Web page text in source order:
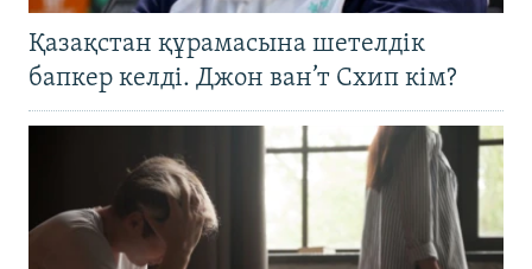
Қазақстан құрамасына шетелдік
бапкер келді. Джон ван’т Схип кім?